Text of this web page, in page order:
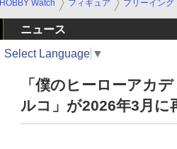
HOBBY Watch フィギュア フリーイング
ニュース
Select Language ▼
「僕のヒーローアカ
ルコ」が2026年3月に